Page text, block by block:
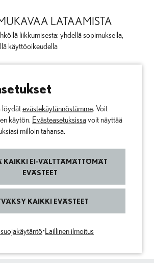
LATAAMISTA
liikkumisesta: yhdellä sopimuksella,
käyttöoikeudella
verkossa Lexus Charging Network -
selvillä lataustapahtumista. Voit helposti
kotoa käsin.
löydätevästekäytännöstämme. Voit
käytön. Evästeasetuksissavoit näyttää
milloin tahansa.
KAIKKI EI-VÄLTTÄMÄTTÖMÄT
EVÄSTEET
KAIKKI EVÄSTEET
• Laillinen ilmoitus